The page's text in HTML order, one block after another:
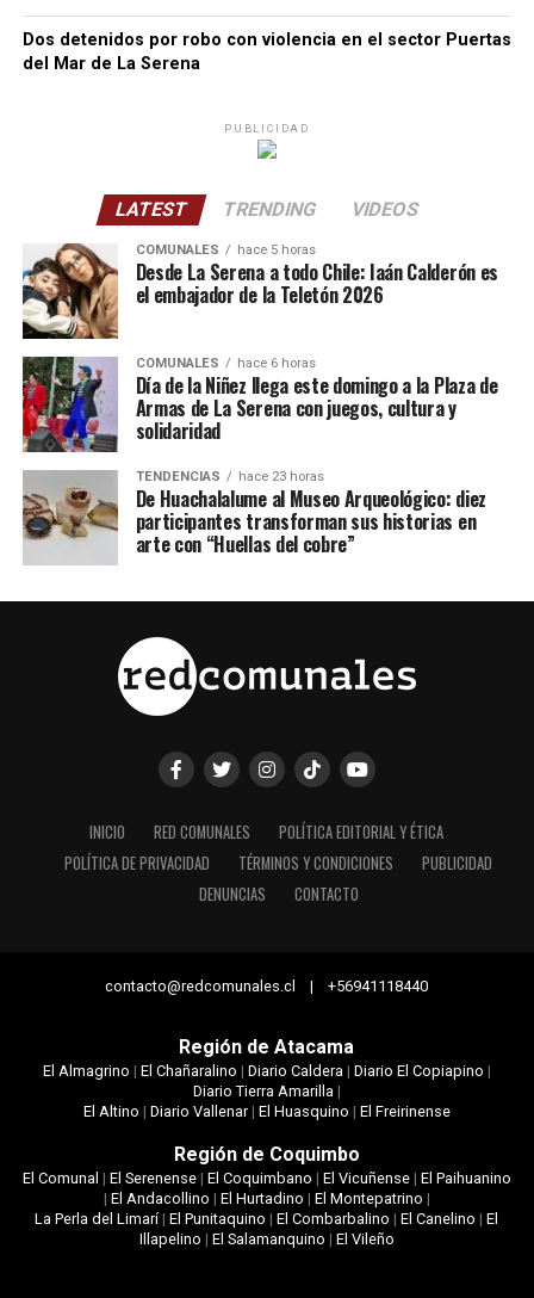
Dos detenidos por robo con violencia en el sector Puertas
del Mar de La Serena
PUBLICIDAD
LATEST TRENDING VIDEOS
COMUNALES hace 5 horas
Desde La Serena a todo Chile: Iaán Calderón es
el embajador de la Teletón 2026
COMUNALES hace 6 horas
Día de la Niñez llega este domingo a la Plaza de
Armas de La Serena con juegos, cultura y
solidaridad
TENDENCIAS hace 23 horas
De Huachalalume al Museo Arqueológico: diez
participantes transforman sus historias en
arte con “Huellas del cobre”
INICIO RED COMUNALES
POLÍTICA EDITORIAL Y ÉTICA
POLÍTICA DE PRIVACIDAD
TÉRMINOS Y CONDICIONES
PUBLICIDAD
DENUNCIAS
CONTACTO
contacto@redcomunales.cl | +56941118440
Región de Atacama
El Almagrino | El Chañaralino | Diario Caldera| Diario El Copiapino |
Diario Tierra Amarilla|
El Altino | Diario Vallenar| El Huasquino | El Freirinense
Región de Coquimbo
El Comunal | El Serenense| El Coquimbano | El Vicuñense| El Paihuanino
| El Andacollino | El Hurtadino | El Montepatrino |
La Perla del Limarí|El Punitaquino |El Combarbalino |El Canelino |El
Illapelino | El Salamanquino | El Vileño